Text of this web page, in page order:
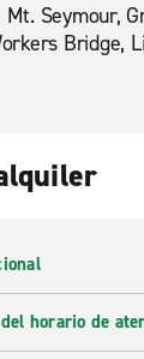
Seymour,
Bridge,
horario de